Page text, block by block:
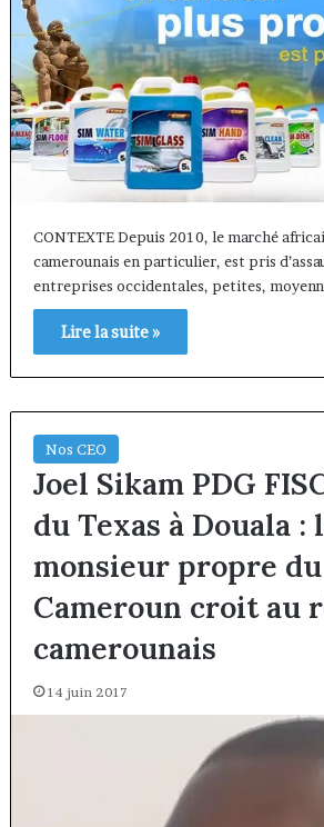
CONTEXTE Depuis 2010, le marché
camerounais en particulier, est pris
entreprises occidentales, petites,
Lire la suite »
Nos CEO
Joel Sikam PDG
du Texas à Douala :
monsieur propre du
Cameroun croit au
camerounais
14 juin 2017